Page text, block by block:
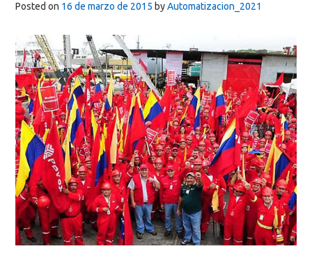
Posted on 16 de marzo de 2015 byAutomatizacion_2021